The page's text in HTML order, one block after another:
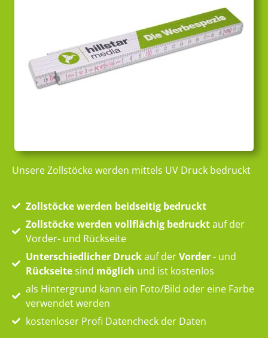
Unsere Zollstöcke werden mittels UV Druck bedruckt
Zollstöcke werden beidseitig bedruckt
Zollstöcke werden vollflächig bedrucktauf der
Vorder- und Rückseite
Unterschiedlicher Druckauf derVorder- und
Rückseitesind möglich und ist kostenlos
als Hintergrund kann ein Foto/Bild oder eine Farbe
verwendet werden
kostenloser Profi Datencheck der Daten